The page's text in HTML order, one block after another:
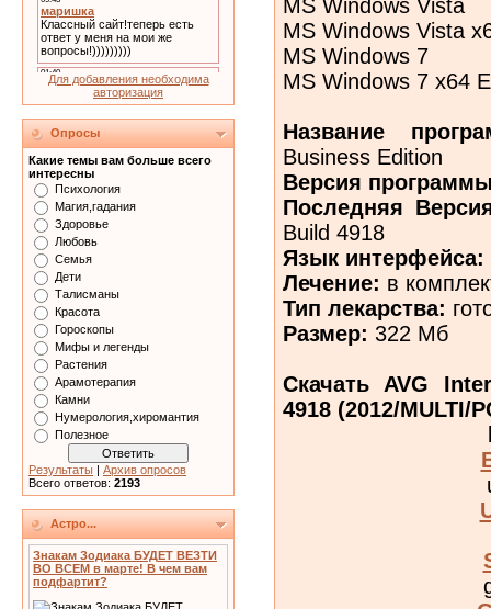
Для добавления необходима
авторизация
Опросы
Какие темы вам больше всего
интересны
Психология
Магия,гадания
Здоровье
Любовь
Семья
Дети
Талисманы
Красота
Гороскопы
Мифы и легенды
Растения
Арамотерапия
Камни
Нумерология,хиромантия
Полезное
Результаты | Архив опросов
Всего ответов: 2193
Астро...
Знакам Зодиака БУДЕТ ВЕЗТИ
ВО ВСЕМ в марте! В чем вам
подфартит?
MS Windows Vista
MS Windows Vista
MS Windows 7
MS Windows 7 x64
Название
Business Edition
Версия
Последняя
Build 4918
Язык интерфейса:
Лечение: в
Тип лекарства:
Размер: 322 Мб
Скачать AVG
4918 (2012/MULTI/